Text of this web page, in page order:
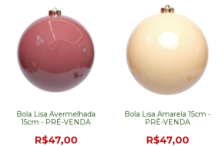
Bola Lisa Avermelhada
15cm - PRÉ-VENDA
R$47,00
Bola Lisa Amarela 15cm -
PRÉ-VENDA
R$47,00